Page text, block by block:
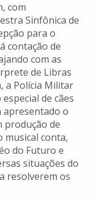
com
Sinfônica de
para o
contação de
com as
de Libras
a Polícia Militar
de cães
apresentado o
produção de
musical conta,
do Futuro e
situações do
resolverem os